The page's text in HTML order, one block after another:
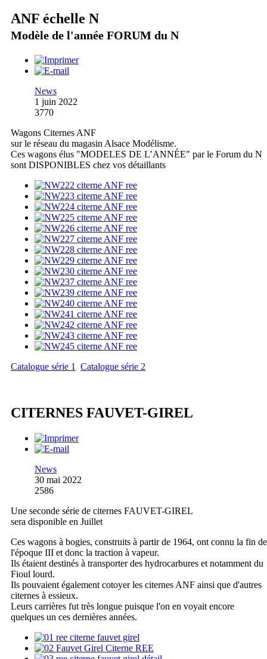
ANF échelle N
Modèle de l'année FORUM du N
News
1 juin 2022
3770
Wagons Citernes ANF
sur le réseau du magasin Alsace Modélisme.
Ces wagons élus "MODELES DE L’ANNÉE" par le Forum du N
sont DISPONIBLES chez vos détaillants
Catalogue série 1 Catalogue série 2
CITERNES FAUVET-GIREL
News
30 mai 2022
2586
Une seconde série de citernes FAUVET-GIREL
sera disponible en Juillet
Ces wagons à bogies, construits à partir de 1964, ont connu la fin de
l'époque III et donc la traction à vapeur.
Ils étaient destinés à transporter des hydrocarbures et notamment du
Fioul lourd.
Ils pouvaient également cotoyer les citernes ANF ainsi que d'autres
citernes à essieux.
Leurs carrières fut très longue puisque l'on en voyait encore
quelques un ces dernières années.